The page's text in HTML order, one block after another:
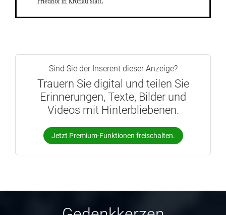
Sind Sie der Inserent dieser Anzeige?
Trauern Sie digital und teilen Sie
Erinnerungen, Texte, Bilder und
Videos mit Hinterbliebenen.
Jetzt Premium-Funktionen freischalten.